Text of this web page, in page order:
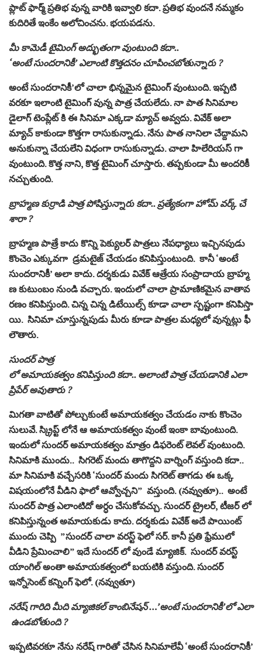
ప్లాట్ ఫార్మ్ ప్రతిభ వున్న వారికి ఇవ్వాలి కదా. ప్రతిభ వుందనే నమ్మకం
కుదిరితే ఇంకేం అలోచించను. భయపడను.
మీ కామెడీ టైమింగ్ అద్భుతంగా వుంటుంది కదా..
‘అంటే సుందరానికీ’ ఎలాంటి కొత్తదనం చూపించబోతున్నారు ?
అంటే సుందరానికీ’లో చాలా భిన్నమైన టైమింగ్ వుంటుంది. ఇప్పటి
వరకూ ఇలాంటి టైమింగ్ వున్న పాత్ర చేయలేదు. నా పాత సినిమాల
డైలాగ్ టెంప్లేట్ కి ఈ సినిమా ఎక్కడా మ్యాచ్ అవ్వదు. వివేక్ అలా
మ్యాచ్ కాకుండా కొత్తగా రాసుకున్నాడు. నేను పాత నానిలా చేద్దామని
అనుకున్నా చేయలేని విధంగా రాసుకున్నాడు. చాలా హిలేరియస్ గా
వుంటుంది. కొత్త నాని, కొత్త టైమింగ్ చూస్తారు. తప్పకుండా మీ అందరికీ
నచ్చుతుంది.
బ్రాహ్మణ కుర్రాడి పాత్ర పోషిస్తున్నారు కదా.. ప్రత్యేకంగా హోమ్ వర్క్ చే
శారా ?
బ్రాహ్మణ పాత్రే కాదు కొన్ని పెక్యులర్ పాత్రలు నేపధ్యాలు ఇచ్చినపుడు
కొంచెం ఎక్కువగా డ్రమటైజ్ చేయడం కనిపిస్తుంటుంది. కానీ ‘అంటే
సుందరానికీ’ అలా కాదు. దర్శకుడు వివేక్ ఆత్రేయ సంప్రాదాయ బ్రాహ్మ
ణ కుటుంబం నుండి వచ్చారు. ఇందులో చాలా ప్రామాణికమైన వాతావ
రణం కనిపిస్తుంది. చిన్న చిన్న డిటేయిల్స్ కూడా చాలా స్పష్టంగా కనిపిస్తా
యి. సినిమా చూస్తున్నపుడు మీరు కూడా పాత్రల మధ్యలో వున్నట్లు ఫీ
లౌతారు.
సుందర్ పాత్ర
లో అమాయకత్వం కనిపిస్తుంది కదా.. అలాంటి పాత్ర చేయడానికి ఎలా
ప్రిపేర్ అవుతారు ?
మిగతా వాటితో పోల్చుకుంటే అమాయకత్వం చేయడం నాకు కొంచెం
సులువే. స్క్రిప్ట్ లోనే ఆ అమాయకత్వం వుంటే ఇంకా బావుంటుంది.
ఇందులో సుందర్ అమాయకత్వం మాత్రం డిఫరెంట్ లెవల్ వుంటుంది.
సినిమాకి ముందు.. సిగరెట్ మందు తాగొద్దని వార్నింగ్ వస్తుంది కదా..
మా సినిమాకి వచ్చేసరికి ‘సుందర్ మందు సిగరెట్ తాగడు ఈ ఒక్క
విషయంలోనే వీడిని ఫాలో ఆవ్వోచ్చని” వస్తుంది. (నవ్వుతూ).. అంటే
సుందర్ పాత్ర ఎలాంటిదో అర్ధం చేసుకోవచ్చు. సుందర్ ట్రైలర్, టీజర్ లో
కనిపిస్తున్నంత అమాయకుడు కాదు. దర్శకుడు వివేక్ అదే పాయింట్
ముందు చెప్పి ”సుందర్ చాలా వరస్ట్ ఫెలో సర్. కానీ ప్రతి ఫ్రేములో
వీడిని ప్రేమించాలి” ఇదే సుందర్ లో వుండే మ్యాజిక్. సుందర్ వరస్ట్
యాంగిల్ అంతా అమాయకత్వంలో బయటికి వస్తుంది. సుందర్
ఇన్నోసెంట్ కన్నింగ్ ఫెలో. (నవ్వుతూ)
నరేష్ గారిది మీది మ్యాజికల్ కాంబినేషన్ …’అంటే సుందరానికీ’లో ఎలా
ఉండబోతుంది ?
ఇప్పటివరకూ నేను నరేష్ గారితో చేసిన సినిమాలేవీ ‘అంటే సుందరానికీ’